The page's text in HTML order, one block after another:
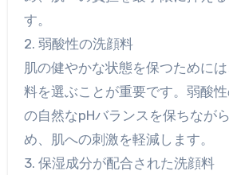
す。
2. 弱酸性の洗顔料
肌の健やかな状態を保つために
料を選ぶことが重要です。弱酸
の自然なpHバランスを保ちなが
め、肌への刺激を軽減します。
3. 保湿成分が配合された洗顔料